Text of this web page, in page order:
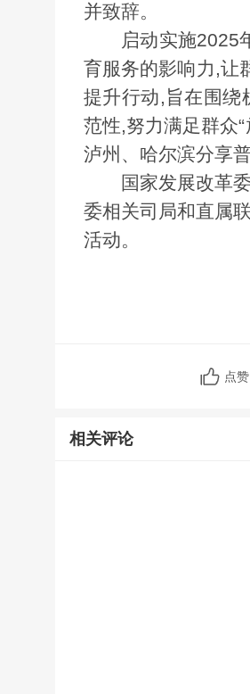
并致辞。
启动实施2025
育服务的影响力,让
提升行动,旨在围绕
范性,努力满足群众“
泸州、哈尔滨分享
国家发展改革
委相关司局和直属
活动。
点赞
相关评论